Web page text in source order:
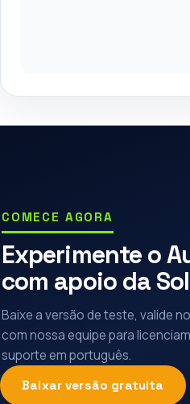
COMECE AGORA
Experimente o
com apoio da
Baixe a versão de teste, valide
com nossa equipe para
suporte em português.
Baixar versão gratuita